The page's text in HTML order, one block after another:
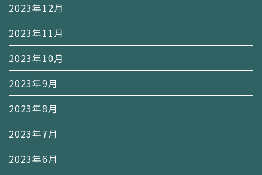
2023年12月
2023年11月
2023年10月
2023年9月
2023年8月
2023年7月
2023年6月